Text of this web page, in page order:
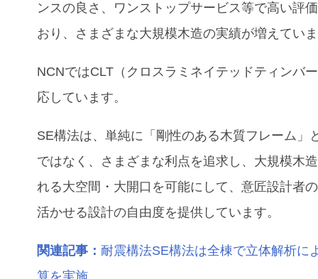
ンスの良さ、ワンストップサービス等で高い評
おり、さまざまな大規模木造の実績が増えてい
NCNではCLT（クロスラミネイテッドティンバ
応しています。
SE構法は、単純に「剛性のある木質フレーム」
ではなく、さまざまな利点を追求し、大規模木
れる大空間・大開口を可能にして、意匠設計者
活かせる設計の自由度を提供しています。
関連記事： 耐震構法SE構法は全棟で立体解析に